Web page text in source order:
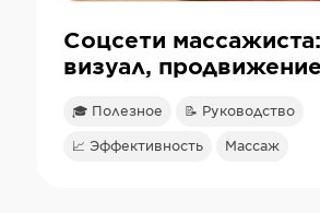
Соцсети
визуал, продвижение
🎓 Полезное 📝 Руководство
📈 Эффективность Массаж